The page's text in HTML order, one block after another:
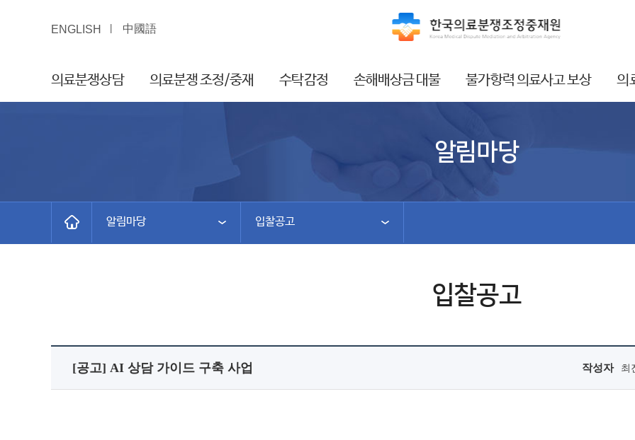
ENGLISH 中國語
의료분쟁상담 의료분쟁 조정/중재 수탁감정 손해배상금 대불 불가항력 의료사고 보상 의
알림마당
알림마당 입찰공고
입찰공고
[공고] AI 상담 가이드 구축 사업 작성자 최